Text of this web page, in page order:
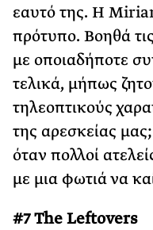
εαυτό της. Η
πρότυπο. Βοηθά
με οποιαδήποτε
τελικά, μήπως
τηλεοπτικούς
της αρεσκείας
όταν πολλοί
με μια φωτιά να
#7 The Leftovers